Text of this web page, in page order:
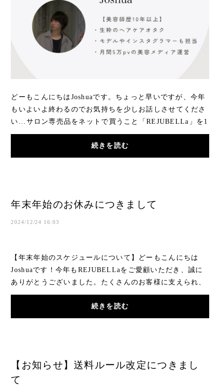
どーもこんにちはJoshuaです。ちょっと早いですが、今年
もいよいよ終わるのでお気持ちを少しお話しさせてくださ
い...サロン専売品をネットで買うこと「REJUBELLa」を1
月に開設してから、あっという間に一年が経と...
続きを読む
年末年始のお休みにつきまして
2024/12/24 16:03
【年末年始のスケジュールについて】どーもこんにちは
Joshuaです！今年もREJUBELLaをご愛顧いただき、誠に
ありがとうございました。たくさんのお客様に支えられ、
素晴らしい一年を過ごすことができました。心より...
続きを読む
【お知らせ】送料ルール改定につきまし
て